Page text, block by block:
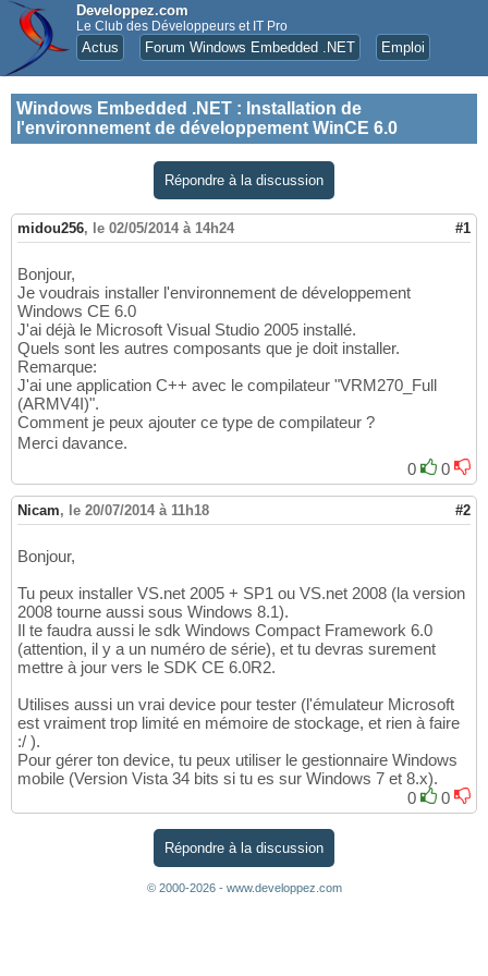
Developpez.com
Le Club des Développeurs et IT Pro
Actus Forum Windows Embedded .NET Emploi
Windows Embedded .NET : Installation de
l'environnement de développement WinCE 6.0
Répondre à la discussion
midou256, le 02/05/2014 à 14h24 #1
Bonjour,
Je voudrais installer l'environnement de développement
Windows CE 6.0
J'ai déjà le Microsoft Visual Studio 2005 installé.
Quels sont les autres composants que je doit installer.
Remarque:
J'ai une application C++ avec le compilateur "VRM270_Full
(ARMV4I)".
Comment je peux ajouter ce type de compilateur ?
Merci davance.
0
0
Nicam, le 20/07/2014 à 11h18 #2
Bonjour,
Tu peux installer VS.net 2005 + SP1 ou VS.net 2008 (la version
2008 tourne aussi sous Windows 8.1).
Il te faudra aussi le sdk Windows Compact Framework 6.0
(attention, il y a un numéro de série), et tu devras surement
mettre à jour vers le SDK CE 6.0R2.
Utilises aussi un vrai device pour tester (l'émulateur Microsoft
est vraiment trop limité en mémoire de stockage, et rien à faire
:/ ).
Pour gérer ton device, tu peux utiliser le gestionnaire Windows
mobile (Version Vista 34 bits si tu es sur Windows 7 et 8.x).
0
0
Répondre à la discussion
© 2000-2026 - www.developpez.com